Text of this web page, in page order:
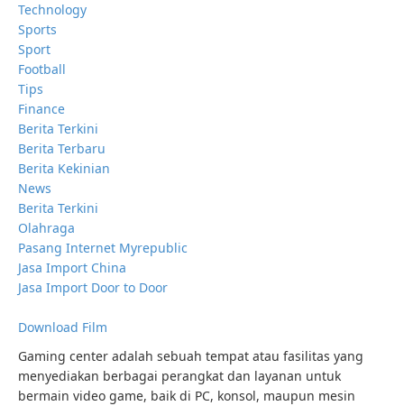
Technology
Sports
Sport
Football
Tips
Finance
Berita Terkini
Berita Terbaru
Berita Kekinian
News
Berita Terkini
Olahraga
Pasang Internet Myrepublic
Jasa Import China
Jasa Import Door to Door
Download Film
Gaming center adalah sebuah tempat atau fasilitas yang
menyediakan berbagai perangkat dan layanan untuk
bermain video game, baik di PC, konsol, maupun mesin